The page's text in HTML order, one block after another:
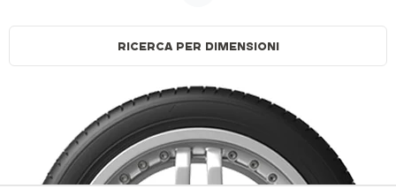
RICERCA PER DIMENSIONI